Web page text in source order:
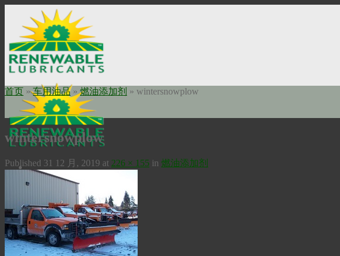
content
Home
使命申明
公司历史
瑞安勃安全科技
工业油品
高温润滑油
首页 »车用油品»燃油添加剂 » wintersnowplow
wintersnowplow
Published 31 12 月, 2019 at 226 × 155 in 燃油添加剂